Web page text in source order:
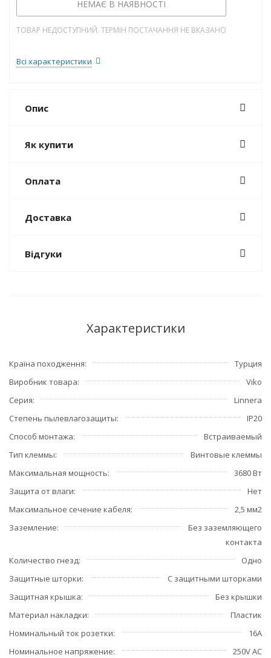
НЕМАЄ В НАЯВНОСТІ
ТОВАР НЕДОСТУПНИЙ. ТЕРМІН ПОСТАЧАННЯ НЕ ВКАЗАНО
Всі характеристики
Опис
Як купити
Оплата
Доставка
Відгуки
Характеристики
Країна походження
Турция
Виробник товара
Viko
Серия
Linnera
Степень пылевлагозащиты
IP20
Способ монтажа
Встраиваемый
Тип клеммы
Винтовые клеммы
Максимальная мощность
3680 Вт
Защита от влаги
Нет
Максимальное сечение кабеля
2,5 мм2
Заземление
Без заземляющего
контакта
Количество гнезд
Одно
Защитные шторки
С защитными шторками
Защитная крышка
Без крышки
Материал накладки
Пластик
Номинальный ток розетки
16А
Номинальное напряжение
250V AC